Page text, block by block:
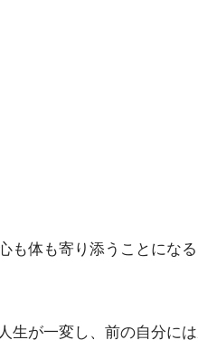
も体も寄り添うことにな
生が一変し、前の自分に